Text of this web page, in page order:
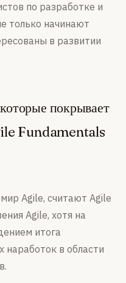
по разработке и
только начинают
в развитии
покрывает
Fundamentals
Agile, считают Agile
Agile, хотя на
итога
в области